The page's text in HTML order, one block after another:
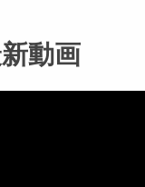
動画